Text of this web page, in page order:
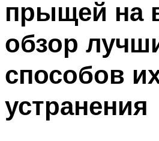
прыщей на
обзор
способов
устранения